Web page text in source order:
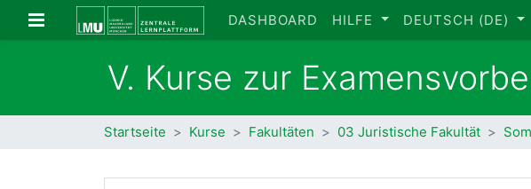
Zum Hauptinhalt
Website-Übersicht DASHBOARD HILFE DEUTSCH ‎(DE)‎
V. Kurse zur
Startseite Kurse Fakultäten 03 Juristische Fakultät